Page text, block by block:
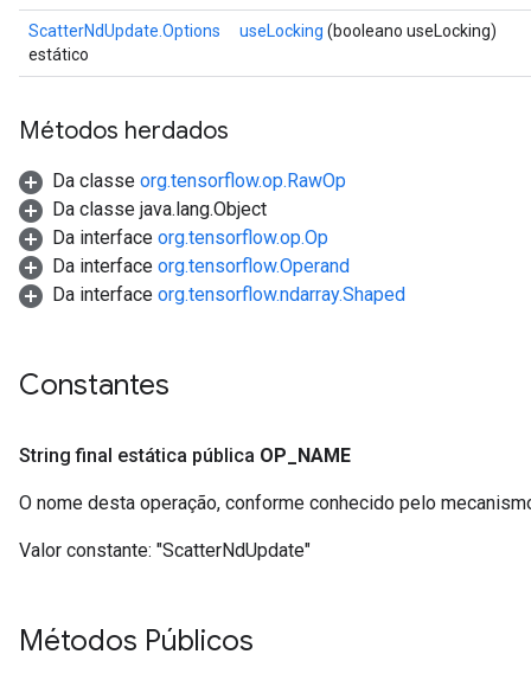
ScatterNdUpdate.Options
estático
useLocking (booleano useLocking)
Métodos herdados
Da classe org.tensorflow.op.RawOp
Da classe java.lang.Object
Da interface org.tensorflow.op.Op
Da interface org.tensorflow.Operand
Da interface org.tensorflow.ndarray.Shaped
Constantes
String final estática pública OP NAME
O nome desta operação, conforme conhecido pelo
Valor constante: "ScatterNdUpdate"
Métodos Públicos